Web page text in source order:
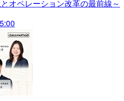
オペレーション改革の最前線～